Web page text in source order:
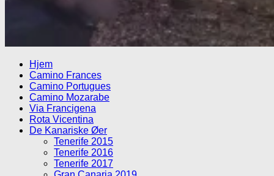
Hjem
Camino Frances
Camino Portugues
Camino Mozarabe
Via Francigena
Rota Vicentina
De Kanariske Øer
Tenerife 2015
Tenerife 2016
Tenerife 2017